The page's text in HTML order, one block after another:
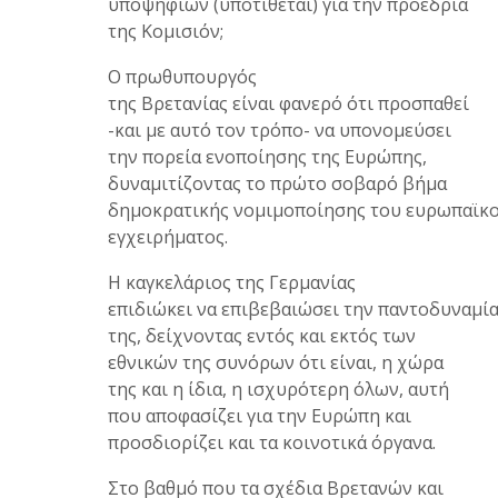
της Κομισιόν;
Ο πρωθυπουργός
της Βρετανίας είναι φανερό ότι προσπαθεί
-και με αυτό τον τρόπο- να υπονομεύσει
την πορεία ενοποίησης της Ευρώπης,
δυναμιτίζοντας το πρώτο σοβαρό βήμα
δημοκρατικής νομιμοποίησης του
εγχειρήματος.
Η καγκελάριος της Γερμανίας
επιδιώκει να επιβεβαιώσει την παντοδυναμία
της, δείχνοντας εντός και εκτός των
εθνικών της συνόρων ότι είναι, η χώρα
της και η ίδια, η ισχυρότερη όλων, αυτή
που αποφασίζει για την Ευρώπη και
προσδιορίζει και τα κοινοτικά όργανα.
Στο βαθμό που τα σχέδια Βρετανών και